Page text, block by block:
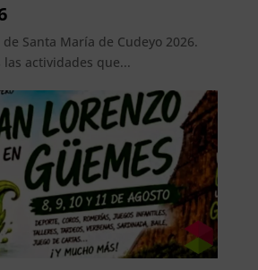
Santa María de Cudeyo 2026.
actividades que...